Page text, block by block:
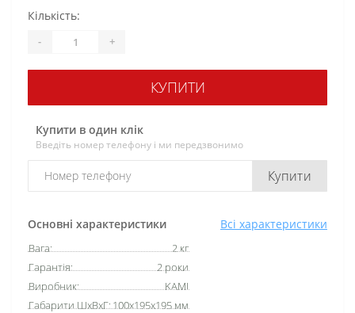
Основні характеристики Всі характеристики
Вага:
2 кг
Гарантія:
2 роки
Виробник:
KAMI
Габарити ШхВхГ:100х195х195 мм
Кількість:
- +
КУПИТИ
Купити в один клік
Введіть номер телефону і ми передзвонимо
Купити